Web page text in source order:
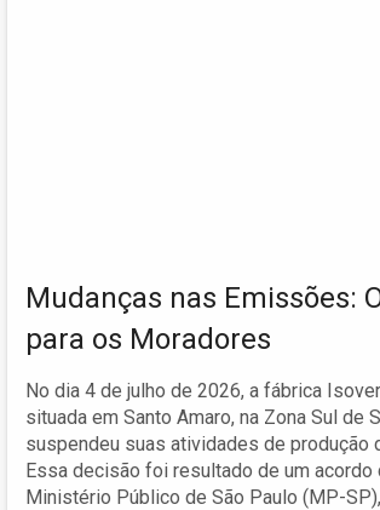
Mudanças nas Emissões:
para os Moradores
No dia 4 de julho de 2026, a fábrica
situada em Santo Amaro, na Zona Sul de
suspendeu suas atividades de produção
Essa decisão foi resultado de um acordo
Ministério Público de São Paulo (MP-